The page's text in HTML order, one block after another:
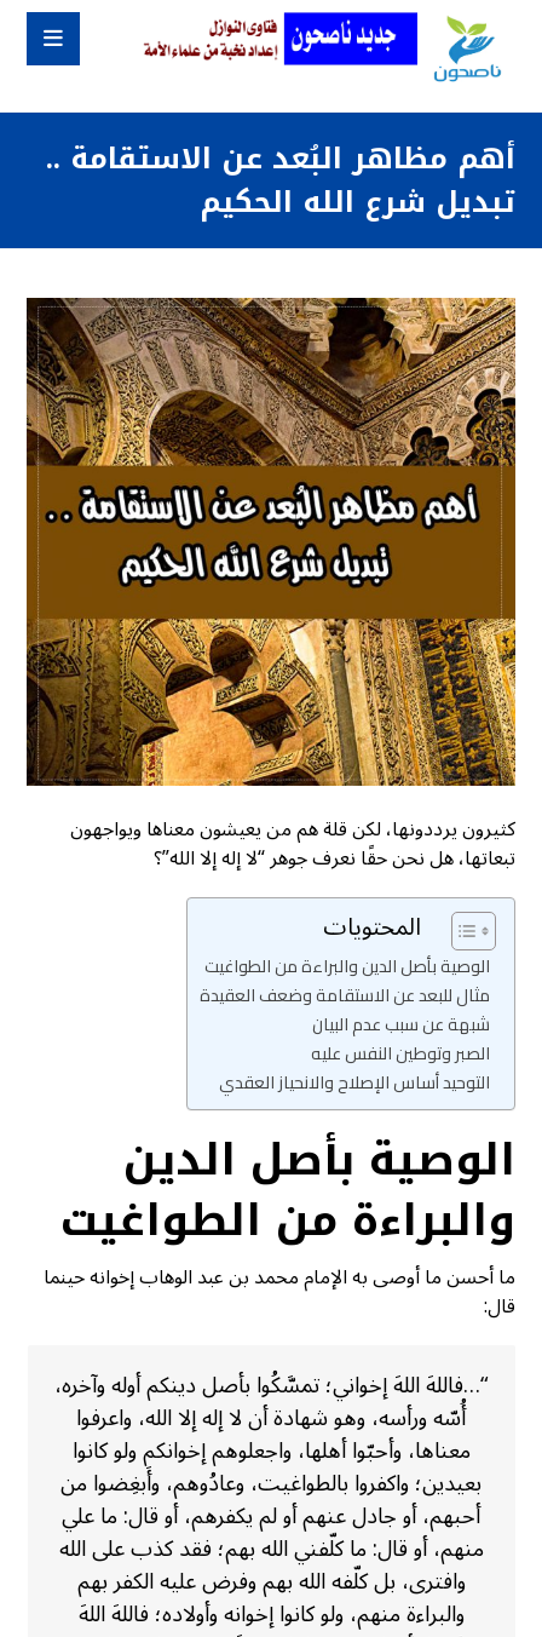
أهم مظاهر البُعد عن الاستقامة ..
تبديل شرع الله الحكيم
كثيرون يرددونها، لكن قلة هم من يعيشون معناها ويواجهون
تبعاتها، هل نحن حقًا نعرف جوهر “لا إله إلا الله”؟
المحتويات
الوصية بأصل الدين والبراءة من الطواغيت
مثال للبعد عن الاستقامة وضعف العقيدة
شبهة عن سبب عدم البيان
الصبر وتوطين النفس عليه
التوحيد أساس الإصلاح والانحياز العقدي
الوصية بأصل الدين
والبراءة من الطواغيت
ما أحسن ما أوصى به الإمام محمد بن عبد الوهاب إخوانه حينما
قال:
“…فاللهَ اللهَ إخواني؛ تمسَّكُوا بأصل دينكم أوله وآخره،
أُسّه ورأسه، وهو شهادة أن لا إله إلا الله، واعرفوا
معناها، وأحبّوا أهلها، واجعلوهم إخوانكم ولو كانوا
بعيدين؛ واكفروا بالطواغيت، وعادُوهم، وأَبغِضوا من
أحبهم، أو جادل عنهم أو لم يكفرهم، أو قال: ما علي
منهم، أو قال: ما كلّفني الله بهم؛ فقد كذب على الله
وافترى، بل كلّفه الله بهم وفرض عليه الكفر بهم
والبراءة منهم، ولو كانوا إخوانه وأولاده؛ فاللهَ اللهَ